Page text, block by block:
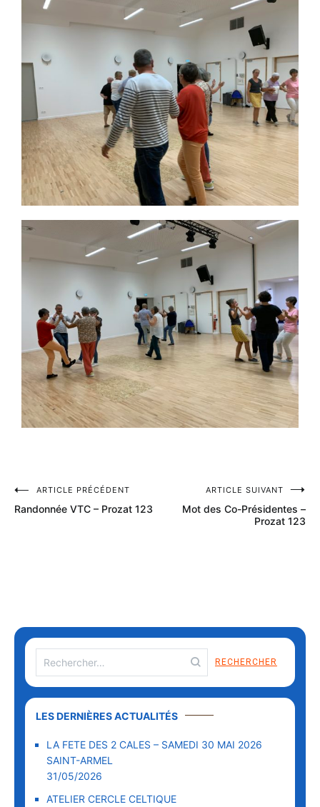
ARTICLE PRÉCÉDENT
Randonnée VTC – Prozat 123
ARTICLE SUIVANT
Mot des Co-Présidentes –
Prozat 123
LES DERNIÈRES ACTUALITÉS
LA FETE DES 2 CALES – SAMEDI 30 MAI 2026
SAINT-ARMEL
31/05/2026
ATELIER CERCLE CELTIQUE